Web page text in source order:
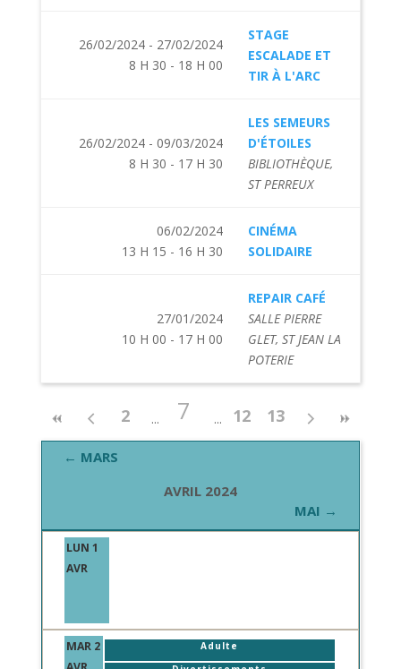
26/02/2024 - 27/02/2024
8 H 30 - 18 H 00
STAGE
ESCALADE ET
TIR À L'ARC
26/02/2024 - 09/03/2024
8 H 30 - 17 H 30
LES SEMEURS
D'ÉTOILES
BIBLIOTHÈQUE,
ST PERREUX
06/02/2024
13 H 15 - 16 H 30
CINÉMA
SOLIDAIRE
27/01/2024
10 H 00 - 17 H 00
REPAIR CAFÉ
SALLE PIERRE
GLET, ST JEAN LA
POTERIE
2 7 12 13
← MARS
AVRIL 2024
MAI →
LUN 1
AVR
MAR 2
Adulte